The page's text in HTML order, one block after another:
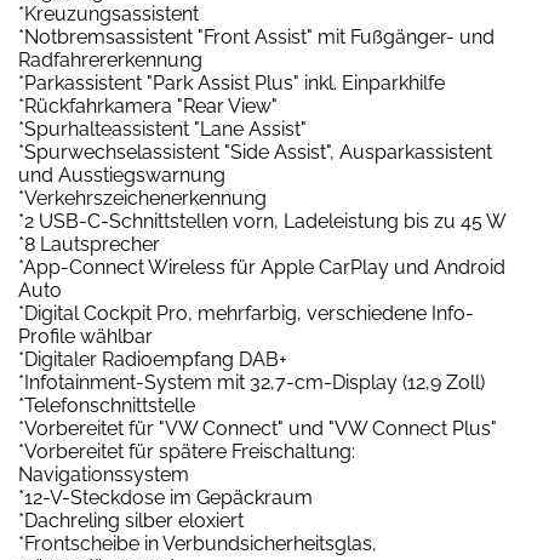
*Kreuzungsassistent
*Notbremsassistent "Front Assist" mit Fußgänger- und
Radfahrererkennung
*Parkassistent "Park Assist Plus" inkl. Einparkhilfe
*Rückfahrkamera "Rear View"
*Spurhalteassistent "Lane Assist"
*Spurwechselassistent "Side Assist", Ausparkassistent
und Ausstiegswarnung
*Verkehrszeichenerkennung
*2 USB-C-Schnittstellen vorn, Ladeleistung bis zu 45 W
*8 Lautsprecher
*App-Connect Wireless für Apple CarPlay und Android
Auto
*Digital Cockpit Pro, mehrfarbig, verschiedene Info-
Profile wählbar
*Digitaler Radioempfang DAB+
*Infotainment-System mit 32,7-cm-Display (12,9 Zoll)
*Telefonschnittstelle
*Vorbereitet für "VW Connect" und "VW Connect Plus"
*Vorbereitet für spätere Freischaltung:
Navigationssystem
*12-V-Steckdose im Gepäckraum
*Dachreling silber eloxiert
*Frontscheibe in Verbundsicherheitsglas,